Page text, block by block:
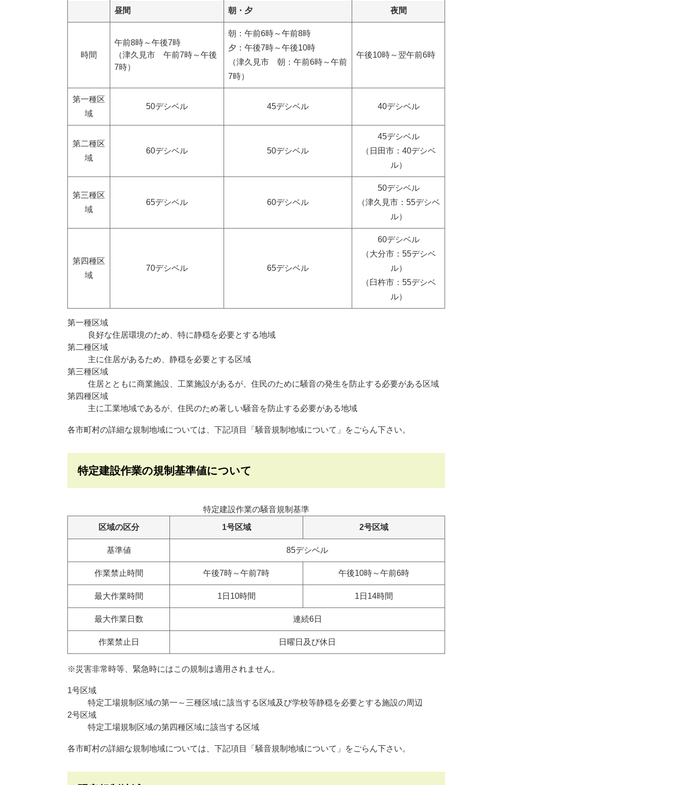
昼間 朝・夕 夜間
時間
午前8時～午後7時
（津久見市 午前7時～午後
7時）
朝：午前6時～午前8時
夕：午後7時～午後10時
（津久見市 朝：午前6時～午前
7時）
午後10時～翌午前6時
第一種区
域
50デシベル 45デシベル 40デシベル
第二種区
域
60デシベル 50デシベル
45デシベル
（日田市：40デシベ
ル）
第三種区
域
65デシベル 60デシベル
50デシベル
（津久見市：55デシベ
ル）
第四種区
域
70デシベル 65デシベル
60デシベル
（大分市：55デシベ
ル）
（臼杵市：55デシベ
ル）
第一種区域
良好な住居環境のため、特に静穏を必要とする地域
第二種区域
主に住居があるため、静穏を必要とする区域
第三種区域
住居とともに商業施設、工業施設があるが、住民のために騒音の発生を防止する必要がある区域
第四種区域
主に工業地域であるが、住民のため著しい騒音を防止する必要がある地域
各市町村の詳細な規制地域については、下記項目「騒音規制地域について」をごらん下さい。
特定建設作業の規制基準値について
特定建設作業の騒音規制基準
区域の区分 1号区域 2号区域
基準値 85デシベル
作業禁止時間 午後7時～午前7時 午後10時～午前6時
最大作業時間 1日10時間 1日14時間
最大作業日数 連続6日
作業禁止日 日曜日及び休日
※災害非常時等、緊急時にはこの規制は適用されません。
1号区域
特定工場規制区域の第一～三種区域に該当する区域及び学校等静穏を必要とする施設の周辺
2号区域
特定工場規制区域の第四種区域に該当する区域
各市町村の詳細な規制地域については、下記項目「騒音規制地域について」をごらん下さい。